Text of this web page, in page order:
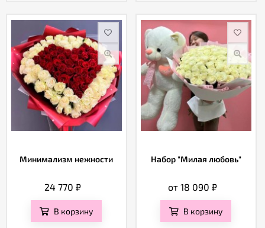
Минимализм нежности
24 770₽
В корзину
Набор "Милая любовь"
от 18 090 ₽
В корзину